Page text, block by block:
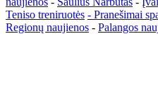
Teniso treniruotės - Pranešimai
Regionų naujienos - Palangos